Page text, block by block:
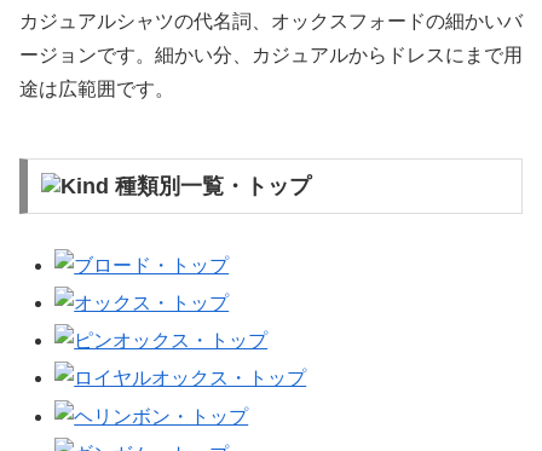
カジュアルシャツの代名詞、オックスフォードの細かいバ
ージョンです。細かい分、カジュアルからドレスにまで用
途は広範囲です。